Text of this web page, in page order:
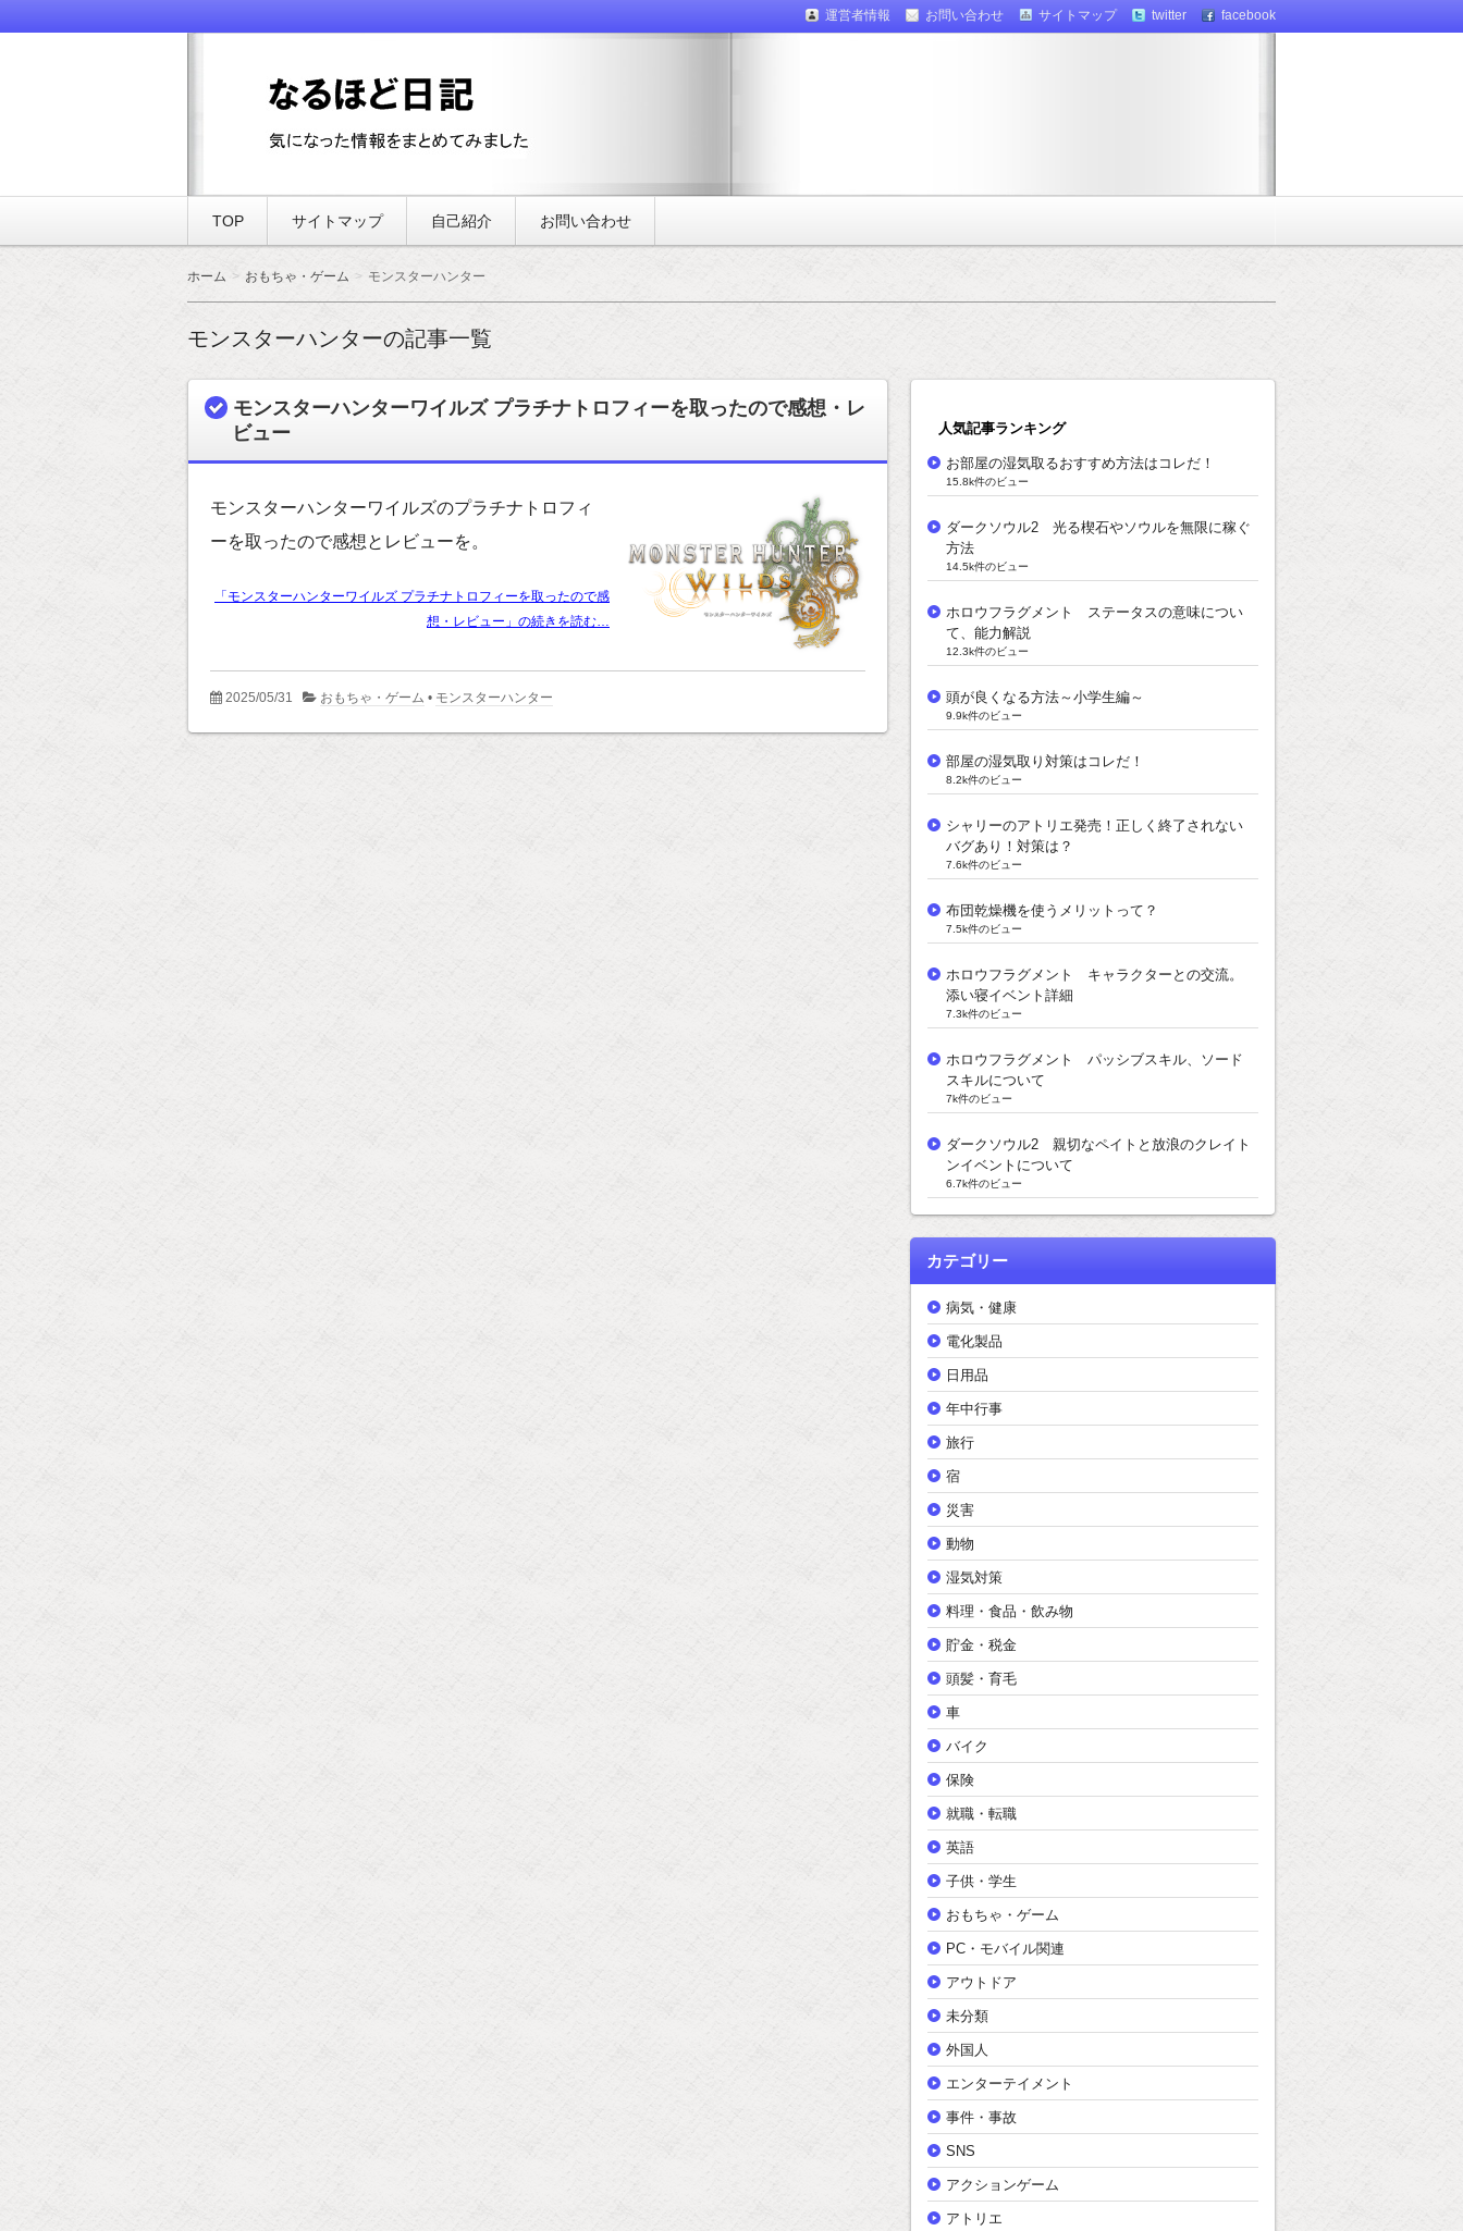
運営者情報 お問い合わせ サイトマップ twitter facebook
なるほど日記
TOP サイトマップ 自己紹介 お問い合わせ
ホーム おもちゃ・ゲーム モンスターハンター
モンスターハンターの記事一覧
モンスターハンターワイルズ プラチナトロフィーを取ったので感想・レ
ビュー
モンスターハンターワイルズのプラチナトロフィ
ーを取ったので感想とレビューを。
「モンスターハンターワイルズ プラチナトロフィーを取ったので感
想・レビュー」の続きを読む…
2025/05/31 おもちゃ・ゲーム • モンスターハンター
人気記事ランキング
お部屋の湿気取るおすすめ方法はコレだ！
15.8k件のビュー
ダークソウル2 光る楔石やソウルを無限に稼ぐ
方法
14.5k件のビュー
ホロウフラグメント ステータスの意味につい
て、能力解説
12.3k件のビュー
頭が良くなる方法～小学生編～
9.9k件のビュー
部屋の湿気取り対策はコレだ！
8.2k件のビュー
シャリーのアトリエ発売！正しく終了されない
バグあり！対策は？
7.6k件のビュー
布団乾燥機を使うメリットって？
7.5k件のビュー
ホロウフラグメント キャラクターとの交流。
添い寝イベント詳細
7.3k件のビュー
ホロウフラグメント パッシブスキル、ソード
スキルについて
7k件のビュー
ダークソウル2 親切なペイトと放浪のクレイト
ンイベントについて
6.7k件のビュー
カテゴリー
病気・健康
電化製品
日用品
年中行事
旅行
宿
災害
動物
湿気対策
料理・食品・飲み物
貯金・税金
頭髪・育毛
車
バイク
保険
就職・転職
英語
子供・学生
おもちゃ・ゲーム
PC・モバイル関連
アウトドア
未分類
外国人
エンターテイメント
事件・事故
SNS
アクションゲーム
アトリエ